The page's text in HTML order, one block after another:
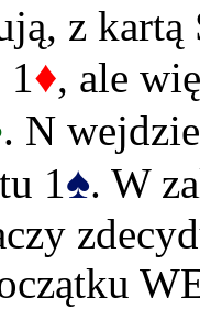
z kartą
♦, ale
. N
1♠. W